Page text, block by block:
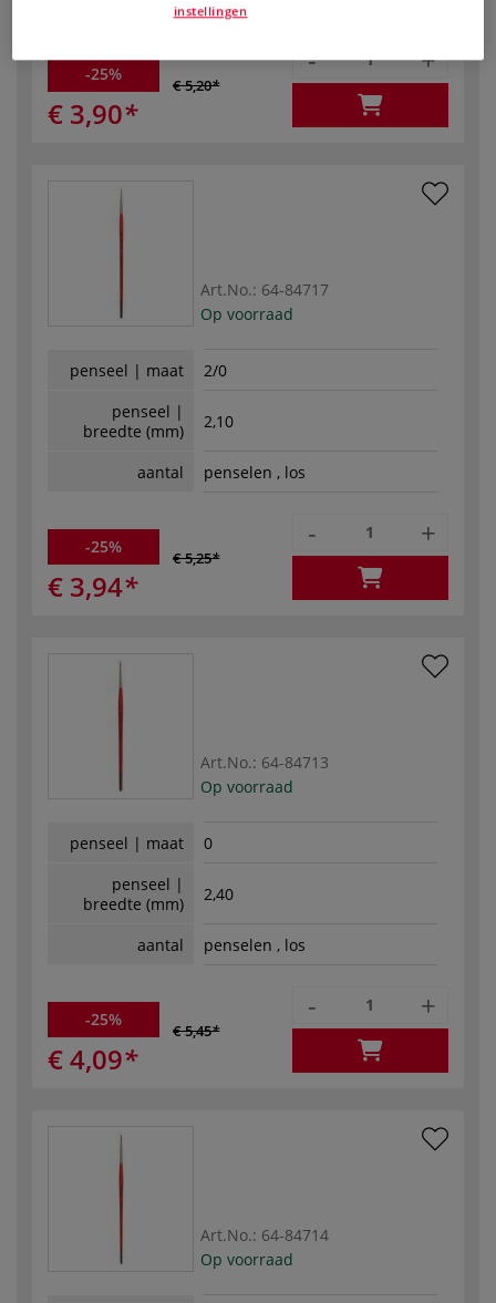
-25%
€ 5,20
€ 3,90
- +
Art.No.: 64-84717
Op voorraad
penseel | maat
2/0
penseel |
breedte (mm)
2,10
aantal penselen , los
-25%
€ 5,25
€ 3,94
- +
Art.No.: 64-84713
Op voorraad
penseel | maat
0
penseel |
breedte (mm)
2,40
aantal penselen , los
-25%
€ 5,45
€ 4,09
- +
Art.No.: 64-84714
Op voorraad
instellingen